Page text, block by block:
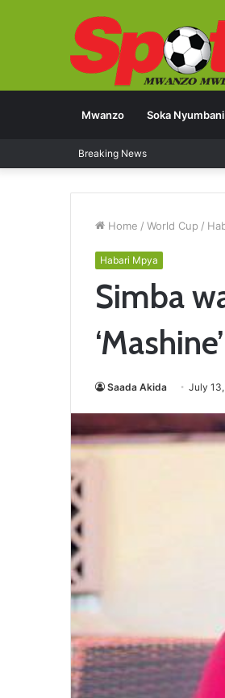
Mwanzo Soka Nyumbani
Breaking News
Home / World Cup /
Habari Mpya
Simba
Saada Akida July